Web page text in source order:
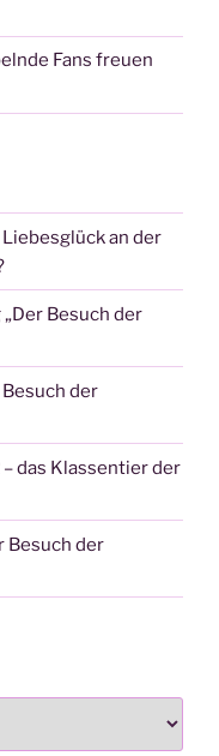
Fans freuen
an der
Besuch der
der
– das Klassentier der
Besuch der